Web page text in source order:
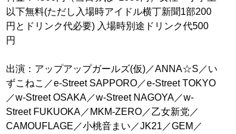
以下無料(ただし入場時アイドル横丁新聞1部200
円とドリンク代必要) 入場時別途ドリンク代500
円
出演：アップアップガールズ(仮)／ANNA☆S／い
ずこねこ／e-Street SAPPORO／e-Street TOKYO
／w-Street OSAKA／w-Street NAGOYA／w-
Street FUKUOKA／MKM-ZERO／乙女新党／
CAMOUFLAGE／小桃音まい／JK21／GEM／